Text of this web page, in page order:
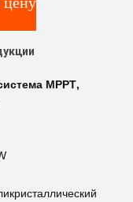
MPPT,